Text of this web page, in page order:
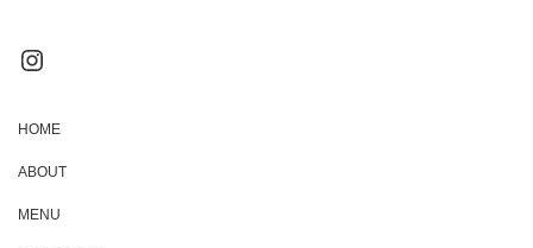
Instagram
HOME
ABOUT
MENU